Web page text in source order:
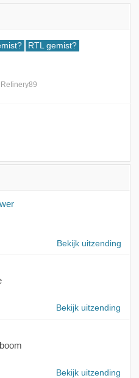
RTL gemist?
Bekijk uitzending
Bekijk uitzending
Bekijk uitzending